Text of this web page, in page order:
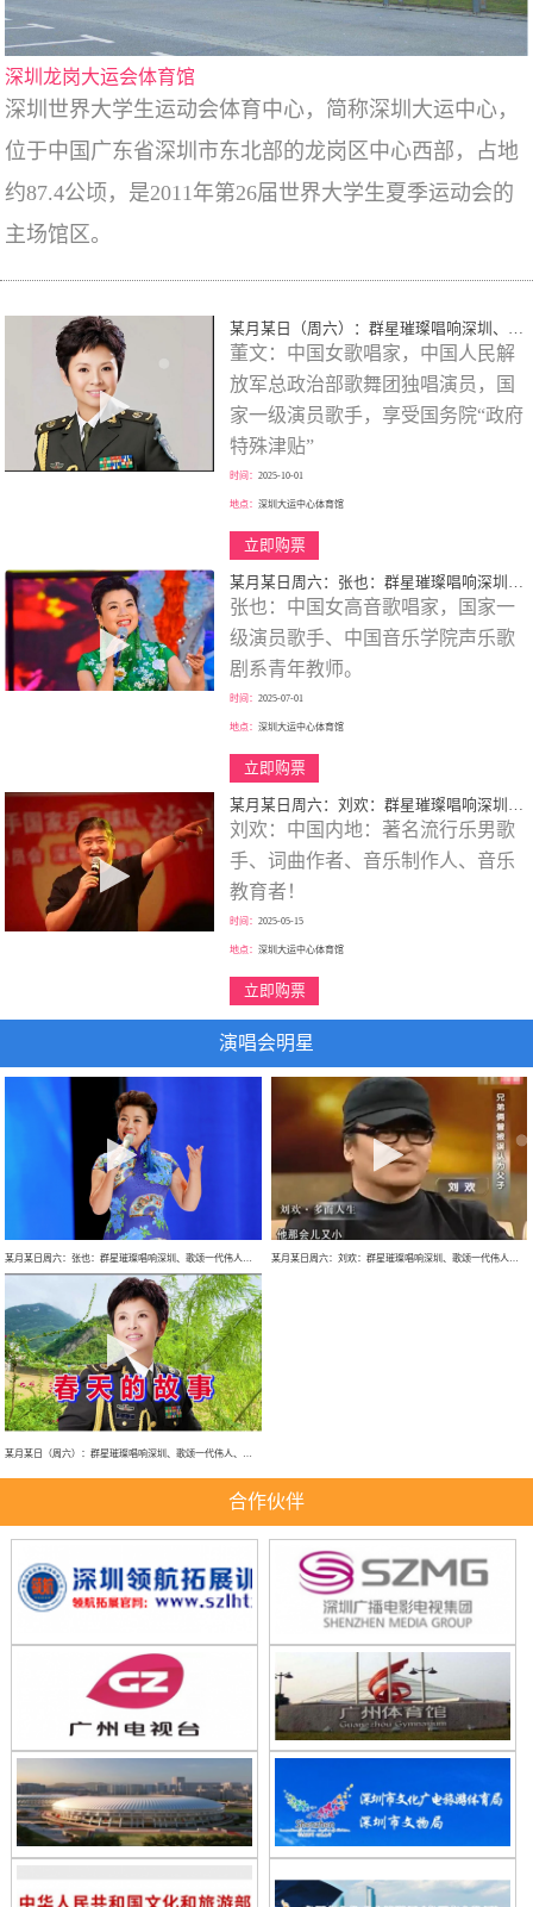
深圳龙岗大运会体育馆
深圳世界大学生运动会体育中心，简称深圳大运中心，
位于中国广东省深圳市东北部的龙岗区中心西部，占地
约87.4公顷，是2011年第26届世界大学生夏季运动会的
主场馆区。
某月某日（周六）：群星璀璨唱响深圳、歌颂一代伟人、春天的故事、大型演唱会！
董文：中国女歌唱家，中国人民解
放军总政治部歌舞团独唱演员，国
家一级演员歌手，享受国务院“政府
特殊津贴”
时间：2025-10-01
地点：深圳大运中心体育馆
立即购票
某月某日周六：张也：群星璀璨唱响深圳、歌颂一代伟人、走进新时代、巡回大型演唱会！
张也：中国女高音歌唱家，国家一
级演员歌手、中国音乐学院声乐歌
剧系青年教师。
时间：2025-07-01
地点：深圳大运中心体育馆
立即购票
某月某日周六：刘欢：群星璀璨唱响深圳、歌颂一代伟人、巡回大型演唱会！
刘欢：中国内地：著名流行乐男歌
手、词曲作者、音乐制作人、音乐
教育者！
时间：2025-05-15
地点：深圳大运中心体育馆
立即购票
演唱会明星
合作伙伴